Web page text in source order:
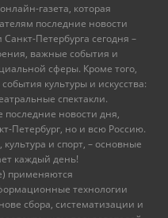
газета, которая
последние новости
Петербурга сегодня –
важные события и
сферы. Кроме того,
культуры и искусства:
спектакли.
последние новости дня,
Петербург, но и всю Россию.
и спорт, – основные
каждый день!
применяются
технологии
сбора, систематизации и